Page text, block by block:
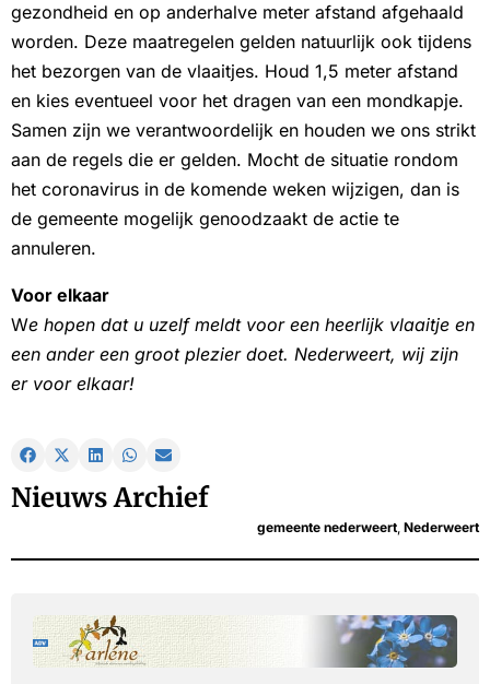
gezondheid en op anderhalve meter afstand afgehaald
worden. Deze maatregelen gelden natuurlijk ook tijdens
het bezorgen van de vlaaitjes. Houd 1,5 meter afstand
en kies eventueel voor het dragen van een mondkapje.
Samen zijn we verantwoordelijk en houden we ons strikt
aan de regels die er gelden. Mocht de situatie rondom
het coronavirus in de komende weken wijzigen, dan is
de gemeente mogelijk genoodzaakt de actie te
annuleren.
Voor elkaar
We hopen dat u uzelf meldt voor een heerlijk vlaaitje en
een ander een groot plezier doet. Nederweert, wij zijn
er voor elkaar!
Nieuws Archief
gemeente nederweert, Nederweert